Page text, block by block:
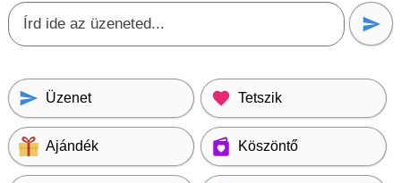
Üzenet Tetszik
Ajándék Köszöntő